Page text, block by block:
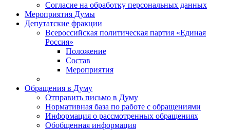
Согласие на обработку персональных данных
Мероприятия Думы
Депутатские фракции
Всероссийская политическая партия «Единая
Россия»
Положение
Состав
Мероприятия
Обращения в Думу
Отправить письмо в Думу
Нормативная база по работе с обращениями
Информация о рассмотренных обращениях
Обобщенная информация